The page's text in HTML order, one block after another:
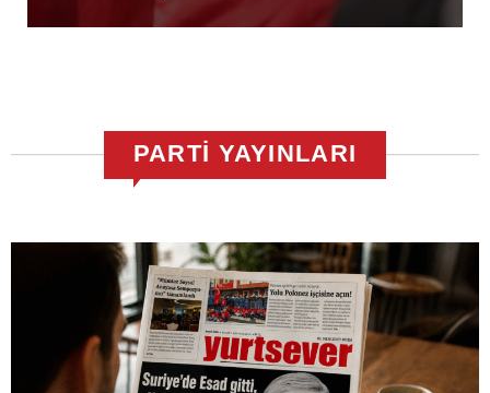
PARTİ YAYINLARI